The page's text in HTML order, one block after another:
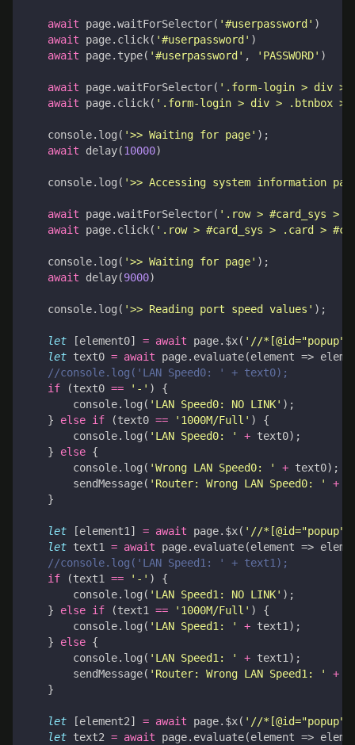
await page.waitForSelector( '#userpassword' )
await
page. click( '#userpassword' )
await
page. type( '#userpassword' , 'PASSWORD' )
await page.waitForSelector( '.form-login > div >
await
page. click( '.form-login > div > .btnbox >
console. log ( '>> Waiting for page' );
await
delay(10000)
console. log ( '>> Accessing system information
await page.waitForSelector( '.row > #card_sys >
await
page. click( '.row > #card_sys > .card >
console. log ( '>> Waiting for page' );
await
delay(9000)
console. log ( '>> Reading port speed values' );
let [element0] = await page. $x( '//
let text0 = await page. evaluate(element =>
if
(text0 == '-' )
{
console. log ( 'LAN Speed0: NO LINK' );
}
else if (text0 == '1000M/Full' )
{
console. log ( 'LAN Speed0: ' + text0);
}
else {
console. log ( 'Wrong LAN Speed0: ' + text0);
sendMessage( 'Router: Wrong LAN Speed0: ' +
}
let [element1] = await page. $x( '//
let text1 = await page. evaluate(element =>
if
(text1 == '-' )
{
console. log ( 'LAN Speed1: NO LINK' );
}
else if (text1 == '1000M/Full' )
{
console. log ( 'LAN Speed1: ' + text1);
}
else {
console. log ( 'LAN Speed1: ' + text1);
sendMessage( 'Router: Wrong LAN Speed1: ' +
}
let [element2] = await page. $x( '//
let text2 = await page. evaluate(element =>